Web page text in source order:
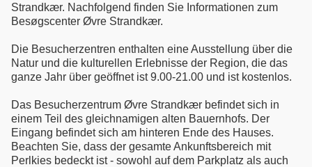
Strandkær. Nachfolgend finden Sie Informationen zum
Besøgscenter Øvre Strandkær.
Die Besucherzentren enthalten eine Ausstellung über die
Natur und die kulturellen Erlebnisse der Region, die das
ganze Jahr über geöffnet ist 9.00-21.00 und ist kostenlos.
Das Besucherzentrum Øvre Strandkær befindet sich in
einem Teil des gleichnamigen alten Bauernhofs. Der
Eingang befindet sich am hinteren Ende des Hauses.
Beachten Sie, dass der gesamte Ankunftsbereich mit
Perlkies bedeckt ist - sowohl auf dem Parkplatz als auch